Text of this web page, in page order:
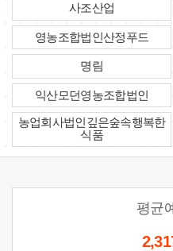
사조산업
영농조합법인산정푸드
명림
익산모던영농조합법인
농업회사법인깊은숲속행복한
식품
평균